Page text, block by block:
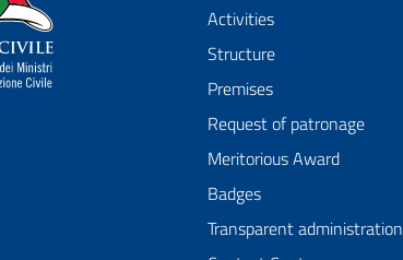
Activities
Structure
Premises
Request of patronage
Meritorious Award
Badges
Transparent administration